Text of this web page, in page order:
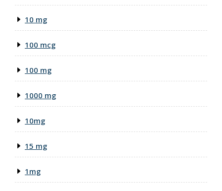
10 mg
100 mcg
100 mg
1000 mg
10mg
15 mg
1mg